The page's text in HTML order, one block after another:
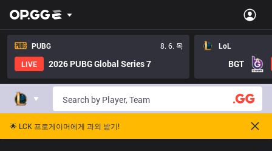
PUBG
8. 6. 목
LIVE
2026 PUBG Global Series 7
LoL
BGT
🌟 LCK 프로게이머에게 과외 받기!